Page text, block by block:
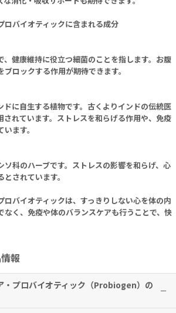
ロバイオティックに含まれる成分
、健康維持に役立つ細菌のことを指します。お腹
ロックする作用が期待できます。
ドに自生する植物です。古くよりインドの伝統医
されています。ストレスを和らげる作用や、免疫
ます。
ソ科のハーブです。ストレスの影響を和らげ、心
されています。
ロバイオティックは、すっきりしない心を体の内
なく、免疫や体のバランスケアも行うことで、快
報
・プロバイオティック（Probiogen）の